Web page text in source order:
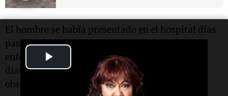
Video
El hombre se había presentado en el hospital días
pasados con síntomas compatibles con la
enfermedad, como fiebre, dolores corporales y
diarrea. En consecuencia, quedó internado en
observación y luego se confirmó el diagnóstico,